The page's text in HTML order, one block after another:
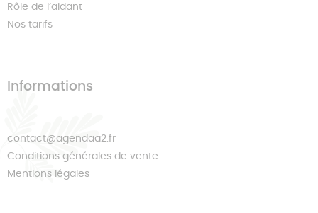
Rôle de l’aidant
Nos tarifs
Informations
contact@agendaa2.fr
Conditions générales de vente
Mentions légales